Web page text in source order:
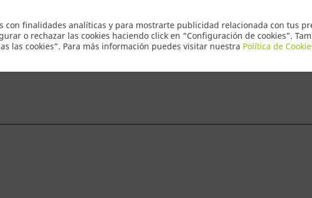
con finalidades analíticas y para mostrarte publicidad relacionada con tus
o rechazar las cookies haciendo click en “Configuración de cookies”.
las cookies”. Para más información puedes visitar nuestra Política de
Ofertas Contacto